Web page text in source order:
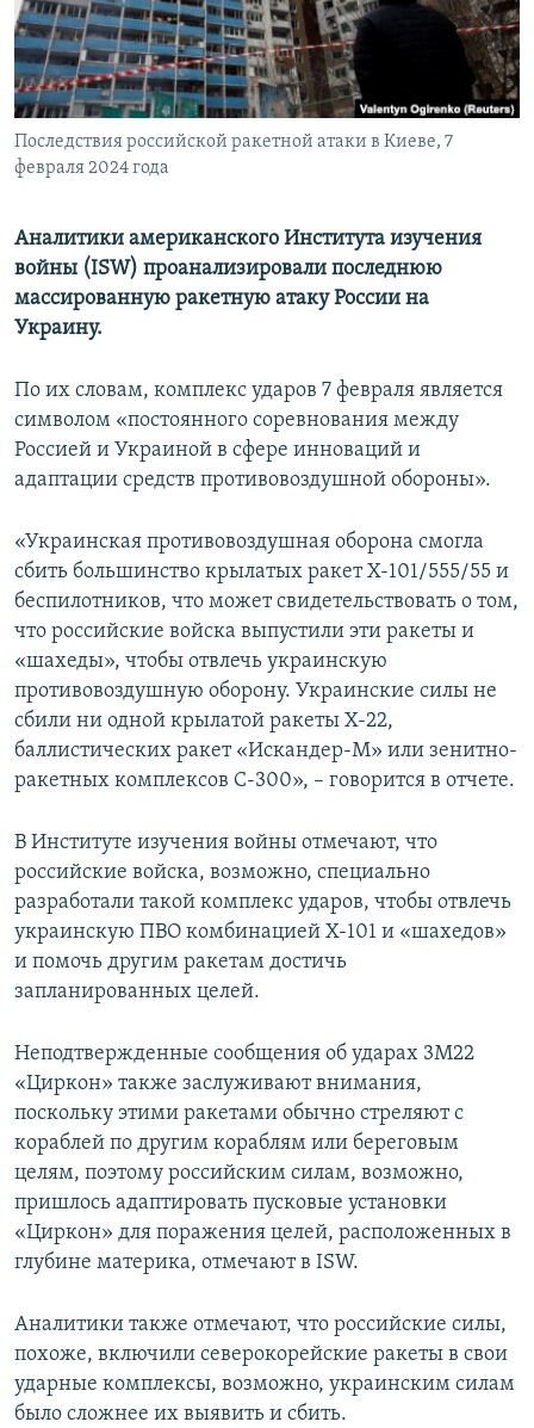
ПОБЕДИТЕЛЕЙ НЕ СУДЯТ?
КРЫМ.НЕПОКОРЕННЫЙ
ELIFBE
УКРАИНСКАЯ ПРОБЛЕМА КРЫМА
ПРИСОЕДИНЯЙТЕСЬ!
Все сайты RFE/RL
Последствия российской ракетной атаки в Киеве, 7
февраля 2024 года
Аналитики американского Института изучения
войны (ISW) проанализировали последнюю
массированную ракетную атаку России на
Украину.
По их словам, комплекс ударов 7 февраля является
символом «постоянного соревнования между
Россией и Украиной в сфере инноваций и
адаптации средств противовоздушной обороны».
«Украинская противовоздушная оборона смогла
сбить большинство крылатых ракет Х-101/555/55 и
беспилотников, что может свидетельствовать о том,
что российские войска выпустили эти ракеты и
«шахеды», чтобы отвлечь украинскую
противовоздушную оборону. Украинские силы не
сбили ни одной крылатой ракеты Х-22,
баллистических ракет «Искандер-М» или зенитно-
ракетных комплексов С-300», – говорится в отчете.
В Институте изучения войны отмечают, что
российские войска, возможно, специально
разработали такой комплекс ударов, чтобы отвлечь
украинскую ПВО комбинацией Х-101 и «шахедов»
и помочь другим ракетам достичь
запланированных целей.
Неподтвержденные сообщения об ударах 3М22
«Циркон» также заслуживают внимания,
поскольку этими ракетами обычно стреляют с
кораблей по другим кораблям или береговым
целям, поэтому российским силам, возможно,
пришлось адаптировать пусковые установки
«Циркон» для поражения целей, расположенных в
глубине материка, отмечают в ISW.
Аналитики также отмечают, что российские силы,
похоже, включили северокорейские ракеты в свои
ударные комплексы, возможно, украинским силам
было сложнее их выявить и сбить.